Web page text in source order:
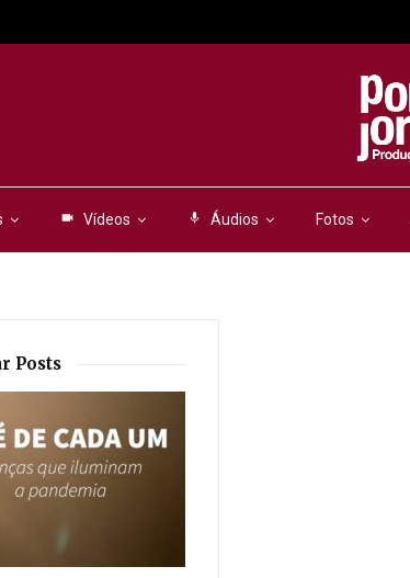
videocam Vídeos mic Áudios Fotos
Posts